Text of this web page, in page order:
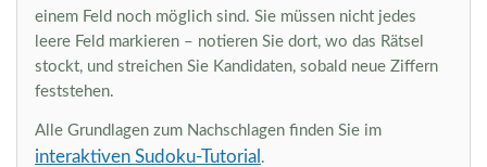
einem Feld noch möglich sind. Sie müssen nicht jedes
leere Feld markieren – notieren Sie dort, wo das Rätsel
stockt, und streichen Sie Kandidaten, sobald neue Ziffern
feststehen.
Alle Grundlagen zum Nachschlagen finden Sie im
interaktiven Sudoku-Tutorial .